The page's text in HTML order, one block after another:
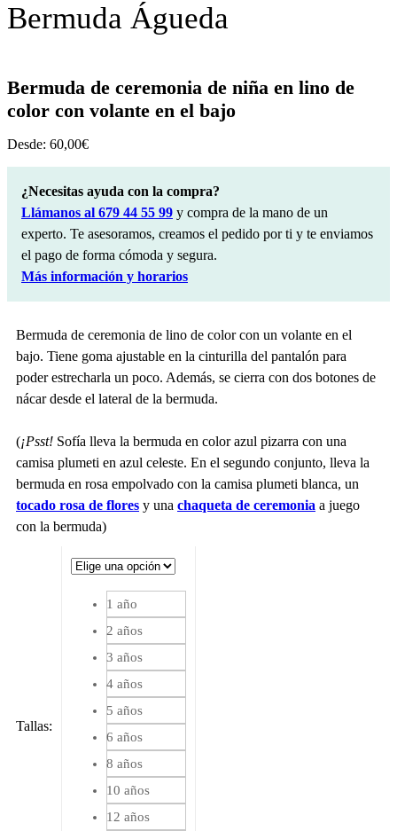
Bermuda Águeda
Bermuda de ceremonia de niña en lino de
color con volante en el bajo
Desde: 60,00€
¿Necesitas ayuda con la compra?
Llámanos al 679 44 55 99 y compra de la mano de un
experto. Te asesoramos, creamos el pedido por ti y te enviamos
el pago de forma cómoda y segura.
Más información y horarios
Bermuda de ceremonia de lino de color con un volante en el
bajo. Tiene goma ajustable en la cinturilla del pantalón para
poder estrecharla un poco. Además, se cierra con dos botones de
nácar desde el lateral de la bermuda.
(¡Psst! Sofía lleva la bermuda en color azul pizarra con una
camisa plumeti en azul celeste. En el segundo conjunto, lleva la
bermuda en rosa empolvado con la camisa plumeti blanca, un
tocado rosa de flores y una chaqueta de ceremonia a juego
con la bermuda)
Tallas:
1 año
2 años
3 años
4 años
5 años
6 años
8 años
10 años
12 años